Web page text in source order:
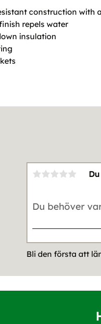
construction with
repels water
insulation
Du
Bli den första att